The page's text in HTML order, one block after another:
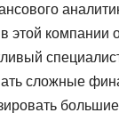
этой компании
сложные